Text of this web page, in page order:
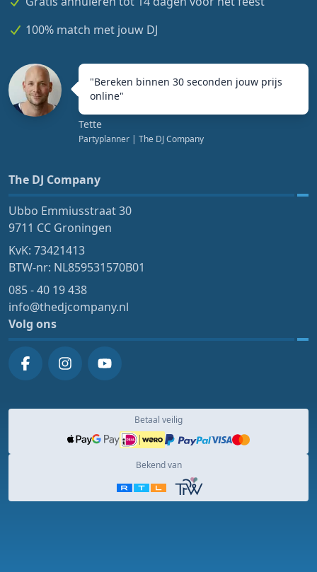
100% match met jouw DJ
"Bereken binnen 30 seconden jouw prijs
online"
Tette
Partyplanner | The DJ Company
The DJ Company
Ubbo Emmiusstraat 30
9711 CC Groningen
KvK: 73421413
BTW-nr: NL859531570B01
085 - 40 19 438
info@thedjcompany.nl
Volg ons
Betaal veilig
Bekend van